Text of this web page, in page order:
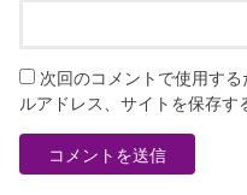
次回のコメントで使用す
ルアドレス、サイトを保存す